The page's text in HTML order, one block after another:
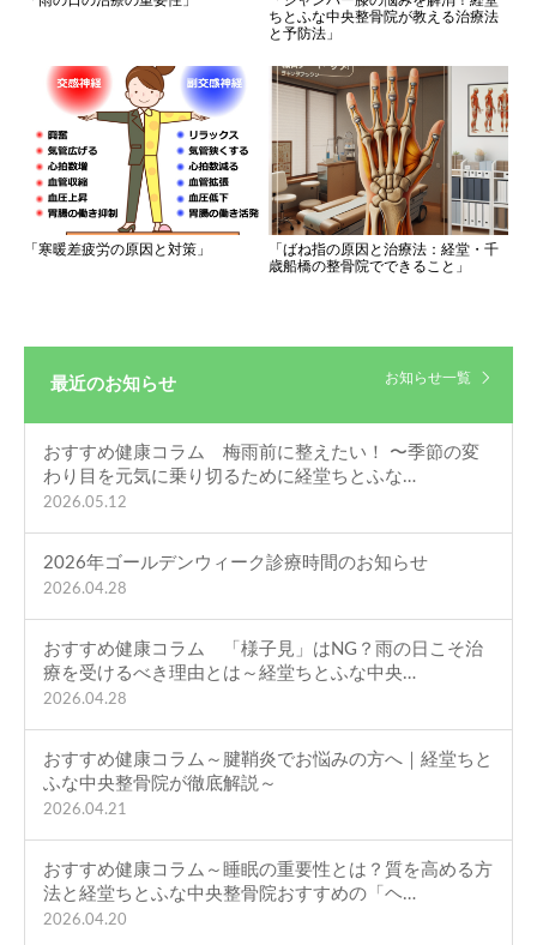
ちとふな中央整骨院が教える治療法
と予防法」
「寒暖差疲労の原因と対策」
「ばね指の原因と治療法：経堂・千
歳船橋の整骨院でできること」
最近のお知らせ お知らせ一覧
おすすめ健康コラム 梅雨前に整えたい！ 〜季節の変
わり目を元気に乗り切るために経堂ちとふな…
2026.05.12
2026年ゴールデンウィーク診療時間のお知らせ
2026.04.28
おすすめ健康コラム 「様子見」はNG？雨の日こそ治
療を受けるべき理由とは～経堂ちとふな中央…
2026.04.28
おすすめ健康コラム～腱鞘炎でお悩みの方へ｜経堂ちと
ふな中央整骨院が徹底解説～
2026.04.21
おすすめ健康コラム～睡眠の重要性とは？質を高める方
法と経堂ちとふな中央整骨院おすすめの「ヘ…
2026.04.20